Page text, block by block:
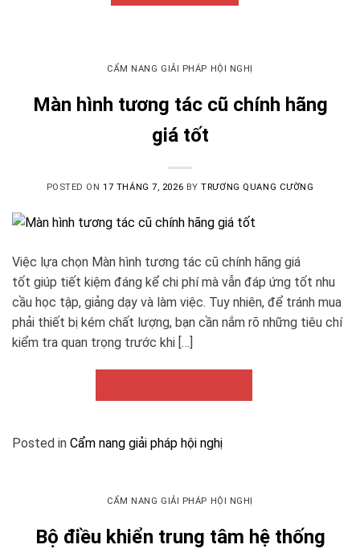
CẨM NANG GIẢI PHÁP HỘI NGHỊ
Màn hình tương tác cũ chính hãng
giá tốt
POSTED ON17 THÁNG 7, 2026 BYTRƯƠNG QUANG CƯỜNG
Việc lựa chọn Màn hình tương tác cũ chính hãng giá
tốt giúp tiết kiệm đáng kể chi phí mà vẫn đáp ứng tốt nhu
cầu học tập, giảng dạy và làm việc. Tuy nhiên, để tránh mua
phải thiết bị kém chất lượng, bạn cần nắm rõ những tiêu chí
kiểm tra quan trọng trước khi […]
Posted in Cẩm nang giải pháp hội nghị
CẨM NANG GIẢI PHÁP HỘI NGHỊ
Bộ điều khiển trung tâm hệ thống